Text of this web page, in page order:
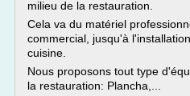
milieu de la restauration.
Cela va du matériel
commercial, jusqu'à
cuisine.
Nous proposons tout type
la restauration: Plancha,...